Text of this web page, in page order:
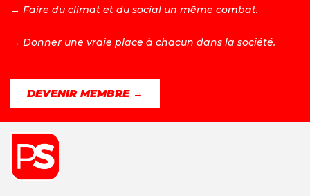
→ Faire du climat et du social un même combat.
→ Donner une vraie place à chacun dans la société.
DEVENIR MEMBRE →